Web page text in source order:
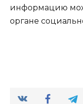
информацию
органе